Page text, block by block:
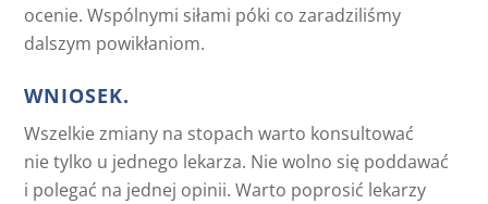
ocenie. Wspólnymi siłami póki co zaradziliśmy
dalszym powikłaniom.
WNIOSEK.
Wszelkie zmiany na stopach warto konsultować
nie tylko u jednego lekarza. Nie wolno się poddawać
i polegać na jednej opinii. Warto poprosić lekarzy